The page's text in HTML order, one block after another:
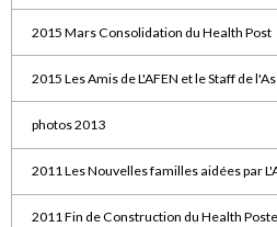
2015 Mars Consolidation du Health Post
2015 Les Amis de L'AFEN et le Staff de
photos 2013
2011 Les Nouvelles familles aidées par
2011 Fin de Construction du Health Poste